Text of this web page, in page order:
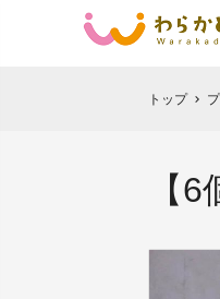
トップ chevron_right
【